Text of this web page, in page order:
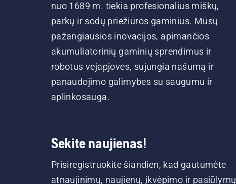
nuo 1689 m. tiekia profesionalius miškų,
parkų ir sodų priežiūros gaminius. Mūsų
pažangiausios inovacijos, apimančios
akumuliatorinių gaminių sprendimus ir
robotus vejapjoves, sujungia našumą ir
panaudojimo galimybes su saugumu ir
aplinkosauga.
Sekite naujienas!
Prisiregistruokite šiandien, kad gautumėte
atnaujinimų, naujienų, įkvėpimo ir pasiūlymų